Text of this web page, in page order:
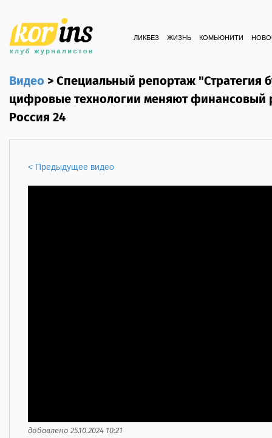
ЛИКБЕЗ ЖИЗНЬ КОМЬЮНИТИ
Видео>Специальный репортаж "Стратегия
цифровые технологии меняют финансовый
Россия 24
< Предыдущее видео
добавлено 25.10.2024 10:21